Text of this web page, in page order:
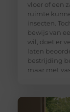
vloer of een
ruimte
insecten.
bewijs van
wil, doet er
laten
bestrijding
maar met